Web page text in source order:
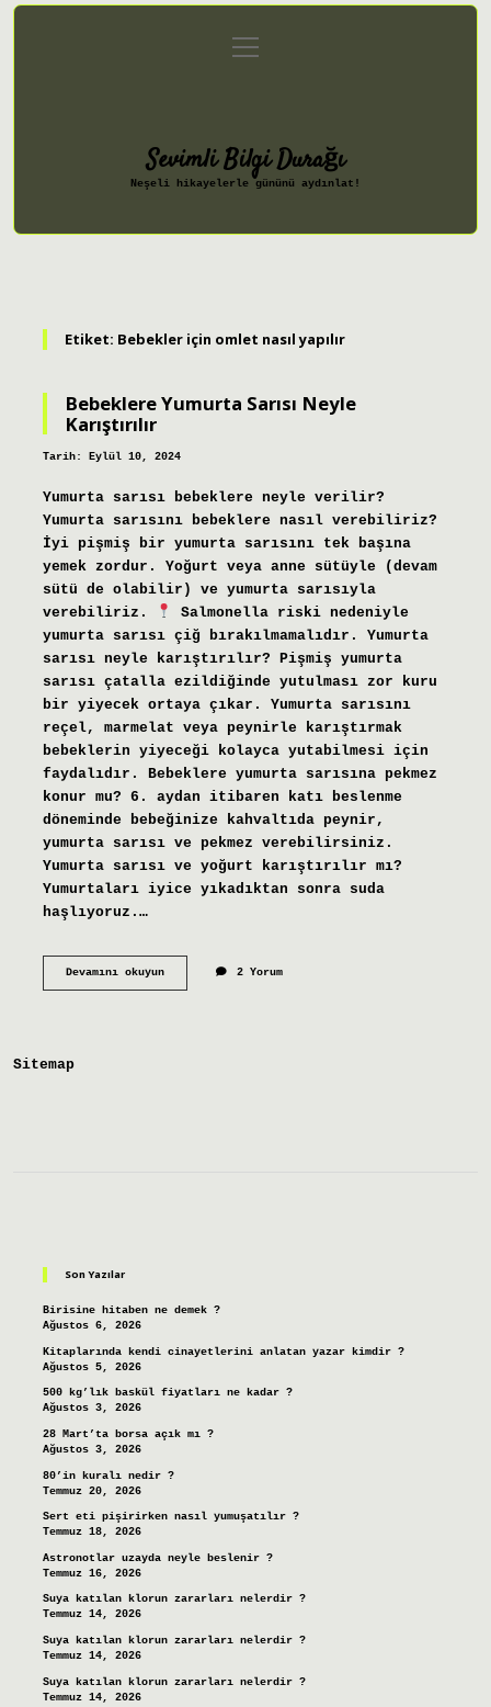
Gizlilik Politikası
menüyü
aç
Sevimli Bilgi Durağı
Neşeli hikayelerle gününü aydınlat!
Etiket: Bebekler için omlet nasıl yapılır
Bebeklere Yumurta Sarısı Neyle
Karıştırılır
Tarih: Eylül 10, 2024
Yumurta sarısı bebeklere neyle verilir?
Yumurta sarısını bebeklere nasıl verebiliriz?
İyi pişmiş bir yumurta sarısını tek başına
yemek zordur. Yoğurt veya anne sütüyle (devam
sütü de olabilir) ve yumurta sarısıyla
verebiliriz.
Salmonella riski nedeniyle
yumurta sarısı çiğ bırakılmamalıdır. Yumurta
sarısı neyle karıştırılır? Pişmiş yumurta
sarısı çatalla ezildiğinde yutulması zor kuru
bir yiyecek ortaya çıkar. Yumurta sarısını
reçel, marmelat veya peynirle karıştırmak
bebeklerin yiyeceği kolayca yutabilmesi için
faydalıdır. Bebeklere yumurta sarısına pekmez
konur mu? 6. aydan itibaren katı beslenme
döneminde bebeğinize kahvaltıda peynir,
yumurta sarısı ve pekmez verebilirsiniz.
Yumurta sarısı ve yoğurt karıştırılır mı?
Yumurtaları iyice yıkadıktan sonra suda
haşlıyoruz.…
Devamını okuyunBebeklere
2 Yorum
Sitemap
Son Yazılar
Birisine hitaben ne demek ?
Ağustos 6, 2026
Kitaplarında kendi cinayetlerini anlatan yazar kimdir ?
Ağustos 5, 2026
500 kg’lık baskül fiyatları ne kadar ?
Ağustos 3, 2026
28 Mart’ta borsa açık mı ?
Ağustos 3, 2026
80’in kuralı nedir ?
Temmuz 20, 2026
Sert eti pişirirken nasıl yumuşatılır ?
Temmuz 18, 2026
Astronotlar uzayda neyle beslenir ?
Temmuz 16, 2026
Suya katılan klorun zararları nelerdir ?
Temmuz 14, 2026
Suya katılan klorun zararları nelerdir ?
Temmuz 14, 2026
Suya katılan klorun zararları nelerdir ?
Temmuz 14, 2026